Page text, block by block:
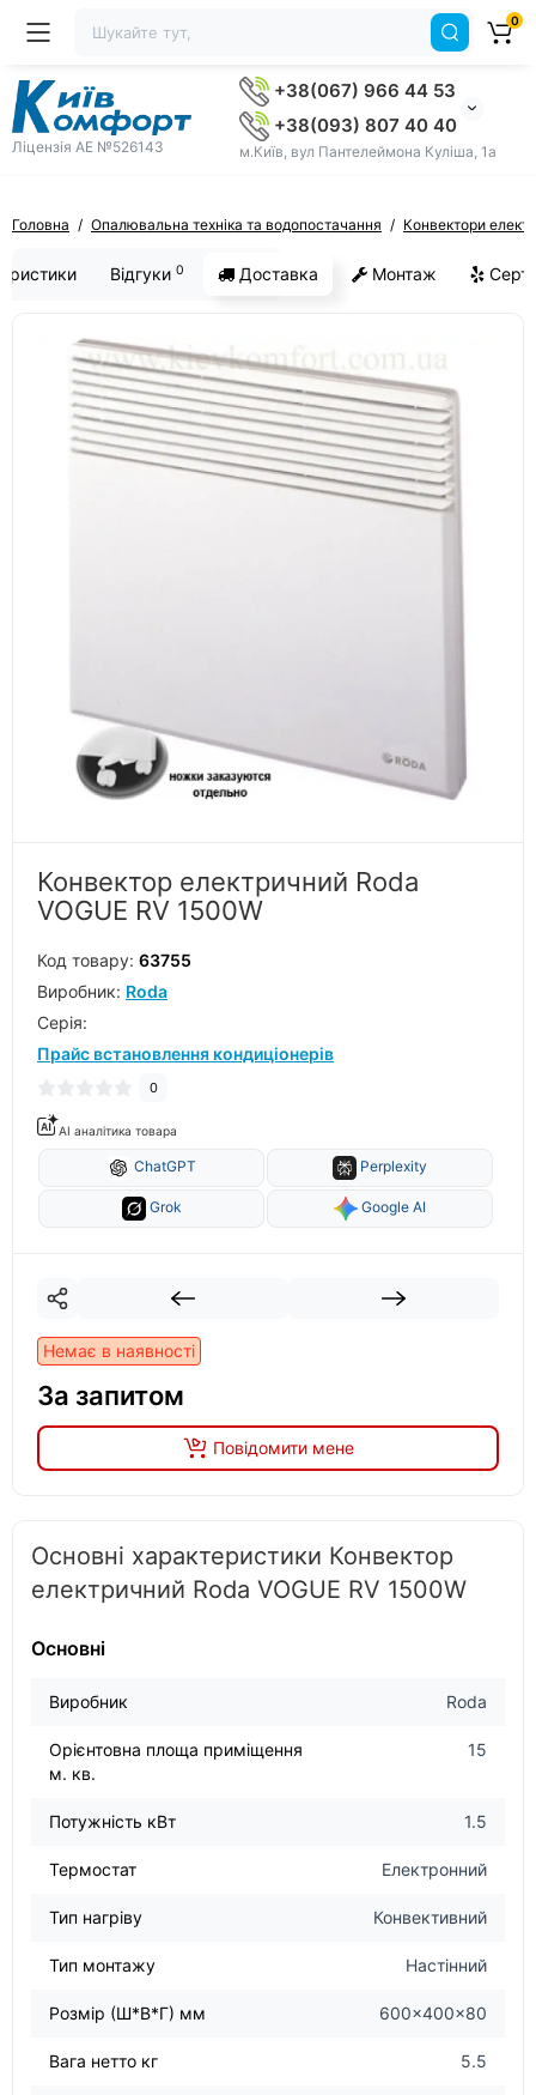
Ліцензія AE №526143
+38(067) 966 44 53
+38(093) 807 40 40
м.Київ, вул Пантелеймона Куліша, 1а
0
Головна Опалювальна техніка та водопостачання Конвектори
Відгуки 0 Доставка Монтаж
Конвектор електричний Roda
VOGUE RV 1500W
Код товару: 63755
Виробник: Roda
Серiя:
Прайс встановлення кондиціонерів
0
AI аналітика товара
ChatGPT Perplexity
Grok Google AI
Немає в наявності
За запитом
Повідомити мене
Основні характеристики Конвектор
електричний Roda VOGUE RV 1500W
Основні
Виробник Roda
Орієнтовна площа приміщення
м. кв.
15
Потужність кВт 1.5
Термостат Електронний
Тип нагріву Конвективний
Тип монтажу Настінний
Розмір (Ш*В*Г) мм 600x400x80
Вага нетто кг 5.5